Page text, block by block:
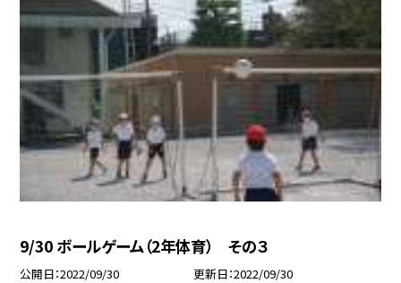
9/30 ボールゲーム（2年体育） その３
公開日 2022/09/30 更新日 2022/09/30